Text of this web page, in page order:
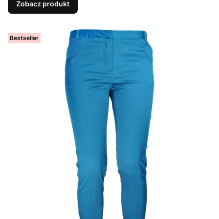
Zobacz produkt
Bestseller